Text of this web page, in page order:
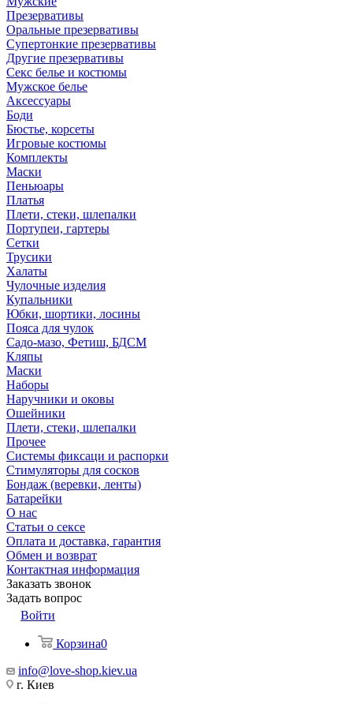
Презервативы
Оральные презервативы
Супертонкие презервативы
Другие презервативы
Секс белье и костюмы
Мужское белье
Аксессуары
Боди
Бюстье, корсеты
Игровые костюмы
Комплекты
Маски
Пеньюары
Платья
Плети, стеки, шлепалки
Портупеи, гартеры
Сетки
Трусики
Халаты
Чулочные изделия
Купальники
Юбки, шортики, лосины
Пояса для чулок
Садо-мазо, Фетиш, БДСМ
Кляпы
Маски
Наборы
Наручники и оковы
Ошейники
Плети, стеки, шлепалки
Прочее
Системы фиксаци и распорки
Стимуляторы для сосков
Бондаж (веревки, ленты)
Батарейки
О нас
Статьи о сексе
Оплата и доставка, гарантия
Обмен и возврат
Контактная информация
Заказать звонок
Задать вопрос
Войти
Корзина0
info@love-shop.kiev.ua
г. Киев